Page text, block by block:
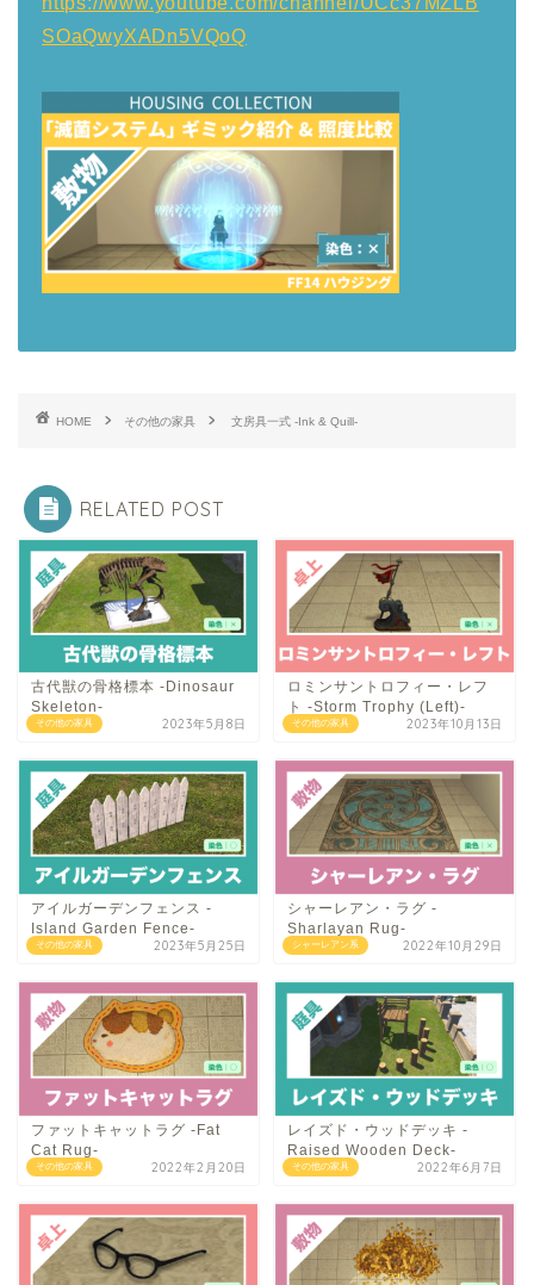
SOaQwyXADn5VQoQ
HOME その他の家具 文房具一式 -Ink & Quill-
RELATED POST
その他の家具
古代獣の骨格標本 -Dinosaur
Skeleton-
2023年5月8日 その他の家具
ロミンサントロフィー・レフ
ト -Storm Trophy (Left)-
2023年10月13日
その他の家具
アイルガーデンフェンス -
Island Garden Fence-
2023年5月25日 シャーレアン系
シャーレアン・ラグ -
Sharlayan Rug-
2022年10月29日
その他の家具
ファットキャットラグ -Fat
Cat Rug-
2022年2月20日 その他の家具
レイズド・ウッドデッキ -
Raised Wooden Deck-
2022年6月7日